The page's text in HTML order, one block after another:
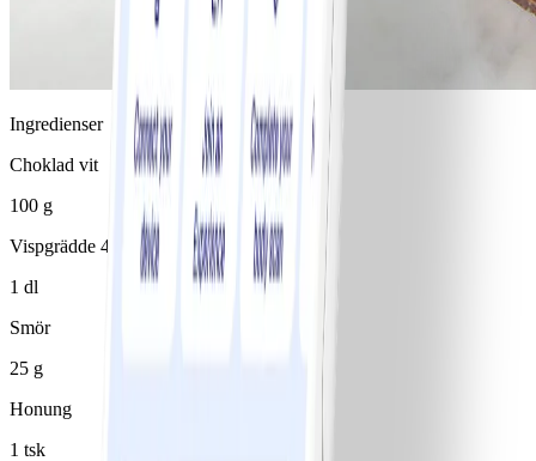
Ingredienser
Choklad vit
100 g
Vispgrädde 40% ovispad
1 dl
Smör
25 g
Honung
1 tsk